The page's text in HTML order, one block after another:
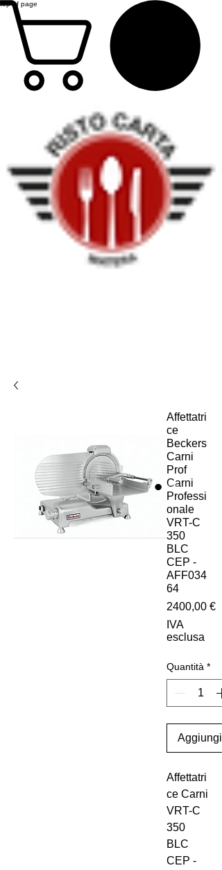
top of page
Affettatri
ce
Beckers
Carni
Prof
Carni
Professi
onale
VRT-C
350
BLC
CEP -
AFF034
64
2400,00 €
IVA
esclusa
Quantità *
Aggiungi
Affettatri
ce Carni
VRT-C
350
BLC
CEP -